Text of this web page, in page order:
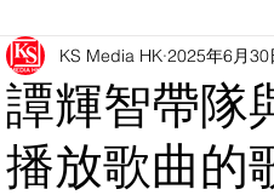
譚輝智帶隊
播放歌曲的
KS Media HK 2025年6月30